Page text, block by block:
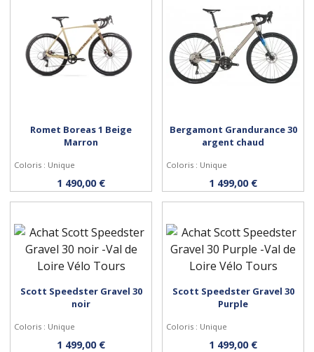
Personnaliser
Romet Boreas 1 Beige
Marron
Coloris : Unique
1 490,00 € Personnaliser
Bergamont Grandurance 30
argent chaud
Coloris : Unique
1 499,00 €
Personnaliser
Scott Speedster Gravel 30
noir
Coloris : Unique
1 499,00 €
Personnaliser
Scott Speedster Gravel 30
Purple
Coloris : Unique
1 499,00 €